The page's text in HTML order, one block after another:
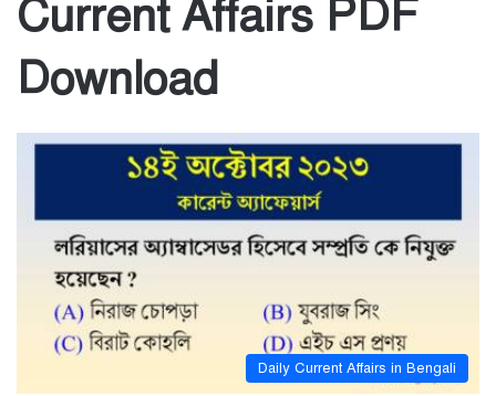
Current Affairs PDF
Download
Daily Current Affairs in Bengali